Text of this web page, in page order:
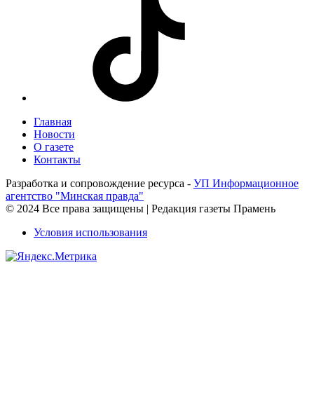
Главная
Новости
О газете
Контакты
Разработка и сопровождение ресурса - УП Информационное
агентство "Минская правда"
© 2024 Все права защищены | Редакция газеты Прамень
Условия использования